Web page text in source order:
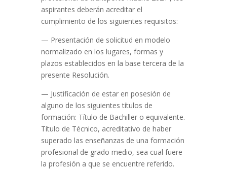
aspirantes deberán acreditar el
cumplimiento de los siguientes requisitos:
— Presentación de solicitud en modelo
normalizado en los lugares, formas y
plazos establecidos en la base tercera de la
presente Resolución.
— Justificación de estar en posesión de
alguno de los siguientes títulos de
formación: Título de Bachiller o equivalente.
Título de Técnico, acreditativo de haber
superado las enseñanzas de una formación
profesional de grado medio, sea cual fuere
la profesión a que se encuentre referido.